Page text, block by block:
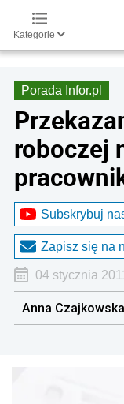
Kategorie
Porada Infor.pl
roboczej
Subskrybuj
Zapisz się na
04 stycznia
Anna Czajkowska